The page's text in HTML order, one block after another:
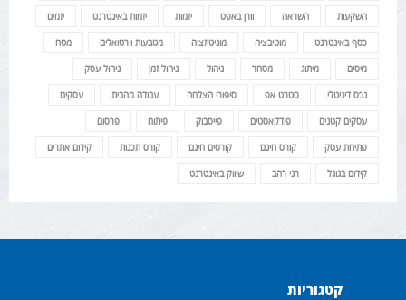
השקעות השראה וורן באפט יזמות יזמות באינטרנט יזמים
כסף באינטרנט מוטיבציה מוניטיזציה מטבעות וירטואלים מטח
מיסים מיתוג מסחר ניהול ניהול זמן ניהול עסק
נכס דיגיטלי סטרט אפ סיפורי הצלחה עבודה מהבית עסקים
עסקים קטנים פודקאסטים פייסבוק פיתוח פרסום
פתיחת עסק קורס חינם קורסים חינם קורס תכנות קידום אתרים
קידום בגוגל רני רהב שיווק באינטרנט
קטגוריות